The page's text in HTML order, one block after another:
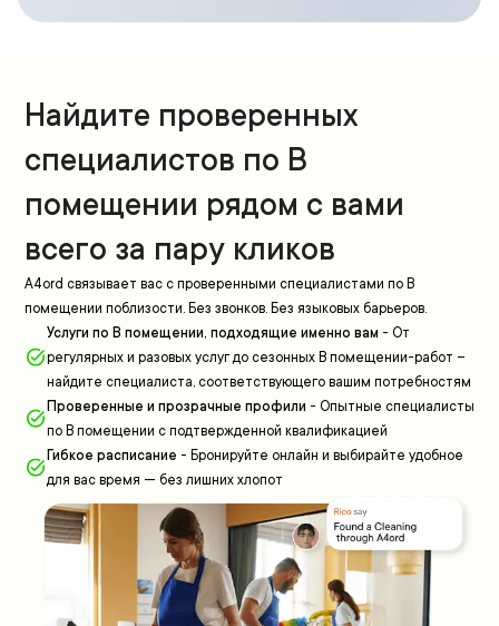
Найдите проверенных
специалистов по В
помещении рядом с вами
всего за пару кликов
A4ord связывает вас с проверенными специалистами по В
помещении поблизости. Без звонков. Без языковых барьеров.
Услуги по В помещении, подходящие именно вам - От
регулярных и разовых услуг до сезонных В помещении-работ –
найдите специалиста, соответствующего вашим потребностям
Проверенные и прозрачные профили - Опытные специалисты
по В помещении с подтвержденной квалификацией
Гибкое расписание - Бронируйте онлайн и выбирайте удобное
для вас время — без лишних хлопот